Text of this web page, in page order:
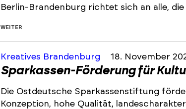
Berlin-Brandenburg richtet sich an alle,
WEITER
Kreatives Brandenburg 18. November
Sparkassen-Förderung für
Die Ostdeutsche Sparkassenstiftung
Konzeption, hohe Qualität,